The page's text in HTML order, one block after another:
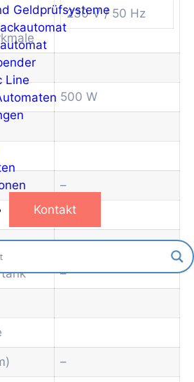
Geldprüfsysteme
Line
Kontakt
230 V / 50 Hz
500 W
–
–
–
–